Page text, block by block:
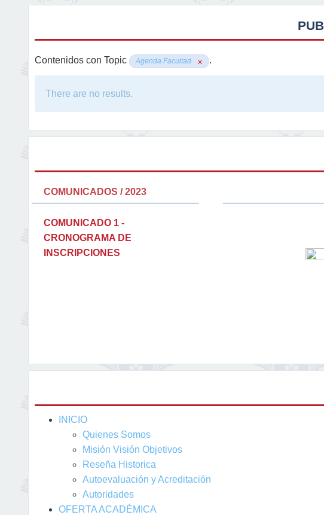
Contenidos con Topic Agenda Facultad .
There are no results.
COMUNICADOS / 2023
COMUNICADO 1 -
CRONOGRAMA DE
INSCRIPCIONES
INICIO
Quienes Somos
Misión Visión Objetivos
Reseña Historica
Autoevaluación y Acreditación
Autoridades
OFERTA ACADÉMICA